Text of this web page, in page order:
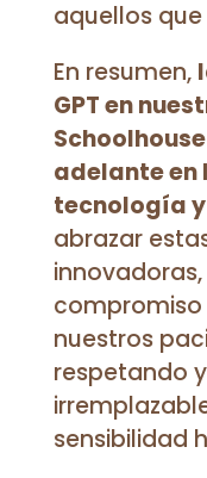
aquellos
En resumen,
GPT en
adelante en
tecnología
abrazar
nuestros
respetando
sensibilidad